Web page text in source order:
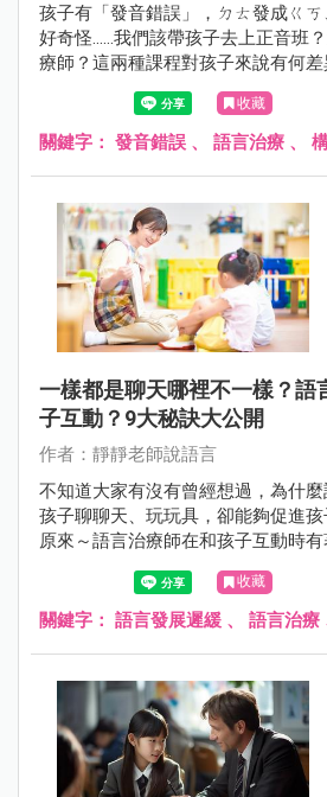
孩子有「發音錯誤」，ㄉㄊ發成ㄍ
好奇怪......我們該帶孩子去上正音班
療師？這兩種課程對孩子來說有何差
正地幫助孩子在學習語言的路上更
這篇文章中解答！
收藏
關鍵字： 發音錯誤 、 語言治療 、
一樣都是聊天哪裡不一樣？語
子互動？9大秘訣大公開
作者：靜靜老師說語言
不知道大家有沒有曾經想過，為什
孩子聊聊天、玩玩具，卻能夠促進
原來～語言治療師在和孩子互動時有
治療師沒有特別告訴你的。
收藏
關鍵字： 語言發展遲緩 、 語言治療